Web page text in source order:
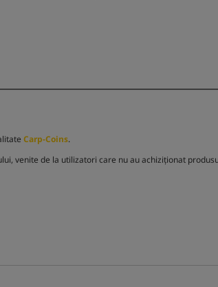
Carp-Coins.
venite de la utilizatori care nu au achiziționat